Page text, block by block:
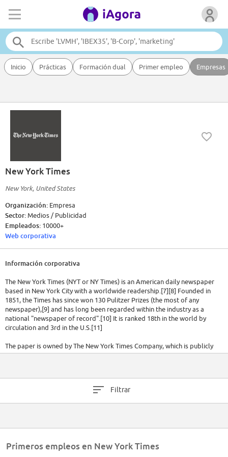
Inicio Prácticas Formación dual Primer empleo Empresas
New York Times
New York, United States
Organización: Empresa
Sector: Medios / Publicidad
Empleados: 10000+
Web corporativa
Información corporativa
The New York Times (NYT or NY Times) is an American daily newspaper
based in New York City with a worldwide readership.[7][8] Founded in
1851, the Times has since won 130 Pulitzer Prizes (the most of any
newspaper),[9] and has long been regarded within the industry as a
national "newspaper of record".[10] It is ranked 18th in the world by
circulation and 3rd in the U.S.[11]
The paper is owned by The New York Times Company, which is publicly
traded. It has been governed by the Sulzberger family since 1896,
fourth and fifth generation of the family to head the paper.[13]
supplementing the regular news, editorials, sports, and features. Since
News, Editorials/Opinions-Columns/Op-Ed, New York (metropolitan),
Filtrar
Primeros empleos en New York Times